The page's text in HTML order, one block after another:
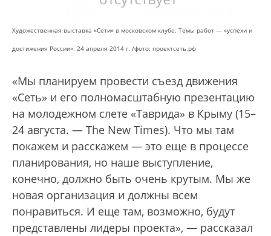
Художественная выставка «Сети» в московском клубе. Темы работ — «успехи и
достижения России». 24 апреля 2014 г. /фото: проектсеть.рф
«Мы планируем провести съезд движения
«Сеть» и его полномасштабную презентацию
на молодежном слете «Таврида» в Крыму (15–
24 августа. — The New Times). Что мы там
покажем и расскажем — это еще в процессе
планирования, но наше выступление,
конечно, должно быть очень крутым. Мы же
новая организация и должны всем
понравиться. И еще там, возможно, будут
представлены лидеры проекта», — рассказал